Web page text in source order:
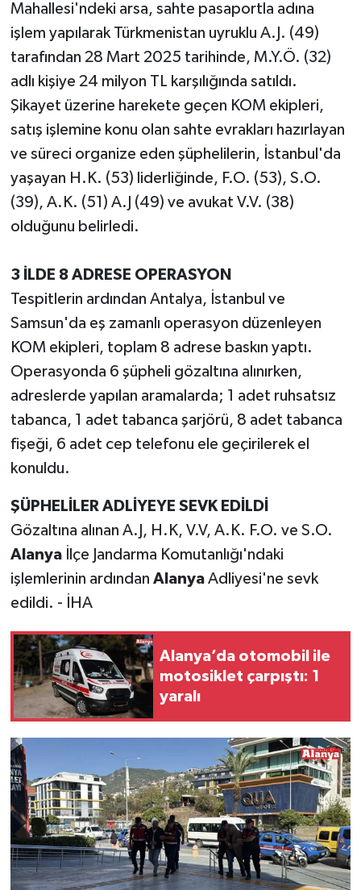
Mahallesi'ndeki arsa, sahte pasaportla adına
işlem yapılarak Türkmenistan uyruklu A.J. (49)
tarafından 28 Mart 2025 tarihinde, M.Y.Ö. (32)
adlı kişiye 24 milyon TL karşılığında satıldı.
Şikayet üzerine harekete geçen KOM ekipleri,
satış işlemine konu olan sahte evrakları hazırlayan
ve süreci organize eden şüphelilerin, İstanbul'da
yaşayan H.K. (53) liderliğinde, F.O. (53), S.O.
(39), A.K. (51) A.J (49) ve avukat V.V. (38)
olduğunu belirledi.
3 İLDE 8 ADRESE OPERASYON
Tespitlerin ardından Antalya, İstanbul ve
Samsun'da eş zamanlı operasyon düzenleyen
KOM ekipleri, toplam 8 adrese baskın yaptı.
Operasyonda 6 şüpheli gözaltına alınırken,
adreslerde yapılan aramalarda; 1 adet ruhsatsız
tabanca, 1 adet tabanca şarjörü, 8 adet tabanca
fişeği, 6 adet cep telefonu ele geçirilerek el
konuldu.
ŞÜPHELİLER ADLİYEYE SEVK EDİLDİ
Gözaltına alınan A.J, H.K, V.V, A.K. F.O. ve S.O.
Alanyaİlçe Jandarma Komutanlığı'ndaki
işlemlerinin ardından AlanyaAdliyesi'ne sevk
edildi. - İHA
Alanya’da otomobil ile
motosiklet çarpıştı: 1
yaralı